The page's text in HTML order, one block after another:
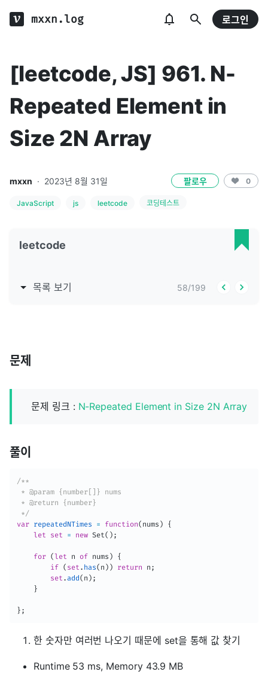
mxxn.log 로그인
[leetcode, JS] 961. N-
Repeated Element in
Size 2N Array
mxxn · 2023년 8월 31일 팔로우 0
JavaScript js leetcode 코딩테스트
leetcode
목록 보기 58/199
문제
문제 링크 : N-Repeated Element in Size 2N Array
풀이
/**
* @param {number[]} nums
* @return {number}
*/
var repeatedNTimes = function( nums )
{
let
set = new Set( ) ;
for (let n of nums )
{
if ( set . has( n ) ) return n ;
set .add ( n ) ;
}
} ;
한 숫자만 여러번 나오기 때문에 set을 통해 값 찾기
Runtime 53 ms, Memory 43.9 MB